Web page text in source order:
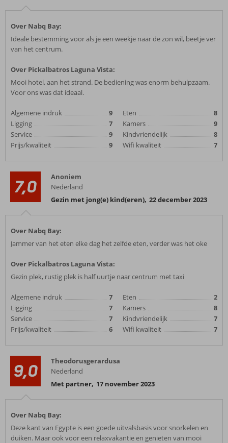
Over Nabq Bay:
Ideale bestemming voor als je een weekje naar de zon wil, beetje ver
van het centrum.
Over Pickalbatros Laguna Vista:
Mooi hotel, aan het strand. De bediening was enorm behulpzaam.
Voor ons was dat ideaal.
Algemene indruk
9
Ligging
7
Service
9
Prijs/kwaliteit
9
Eten
8
Kamers
9
Kindvriendelijk
8
Wifi kwaliteit
7
7,0
Anoniem
Nederland
Gezin met jong(e) kind(eren), 22 december 2023
Over Nabq Bay:
Jammer van het eten elke dag het zelfde eten, verder was het oke
Over Pickalbatros Laguna Vista:
Gezin plek, rustig plek is half uurtje naar centrum met taxi
Algemene indruk
7
Ligging
7
Service
7
Prijs/kwaliteit
6
Eten
2
Kamers
8
Kindvriendelijk
7
Wifi kwaliteit
7
9,0
Theodorusgerardusa
Nederland
Met partner, 17 november 2023
Over Nabq Bay:
Deze kant van Egypte is een goede uitvalsbasis voor snorkelen en
duiken. Maar ook voor een relaxvakantie en genieten van mooi